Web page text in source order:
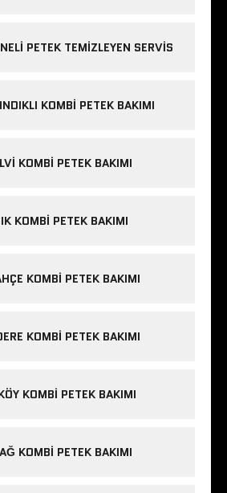
PETEK TEMIZLEYEN SERVIS
KOMBI PETEK BAKIMI
KOMBI PETEK BAKIMI
KOMBI PETEK BAKIMI
KOMBI PETEK BAKIMI
KOMBI PETEK BAKIMI
KOMBI PETEK BAKIMI
KOMBI PETEK BAKIMI